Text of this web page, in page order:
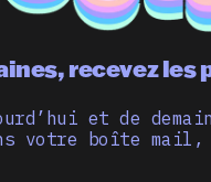
recevez les
et de
votre boîte